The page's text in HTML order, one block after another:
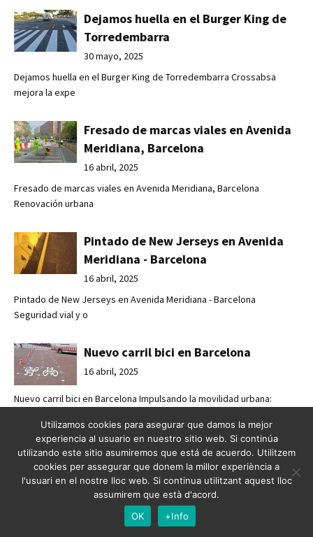
Dejamos huella en el Burger King de
Torredembarra
30 mayo, 2025
Dejamos huella en el Burger King de Torredembarra Crossabsa
mejora la expe
Fresado de marcas viales en Avenida
Meridiana, Barcelona
16 abril, 2025
Fresado de marcas viales en Avenida Meridiana, Barcelona
Renovación urbana
Pintado de New Jerseys en Avenida
Meridiana - Barcelona
16 abril, 2025
Pintado de New Jerseys en Avenida Meridiana - Barcelona
Seguridad vial y o
Nuevo carril bici en Barcelona
16 abril, 2025
Nuevo carril bici en Barcelona Impulsando la movilidad urbana:
Seguridad y accesibilidad urbana con
Crossbasa
12 marzo, 2025
Pintado de paso de peatones en Badalona. Seguridad y
Utilizamos cookies para asegurar que damos la mejor
experiencia al usuario en nuestro sitio web. Si continúa
utilizando este sitio asumiremos que está de acuerdo. Utilitzem
cookies per assegurar que donem la millor experiència a
l'usuari en el nostre lloc web. Si continua utilitzant aquest lloc
assumirem que està d'acord.
OK
+Info